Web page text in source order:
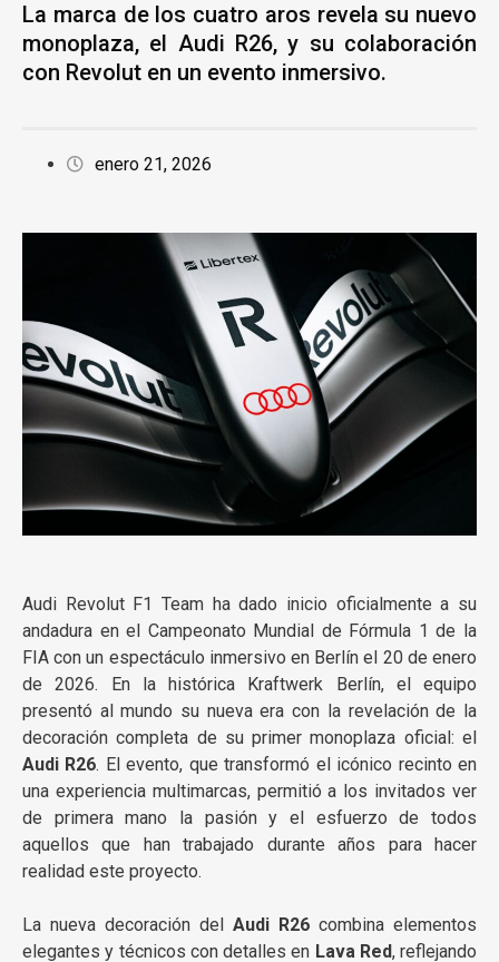
La marca de los cuatro aros revela su nuevo
monoplaza, el Audi R26, y su colaboración
con Revolut en un evento inmersivo.
enero 21, 2026
Audi Revolut F1 Team ha dado inicio oficialmente a su
andadura en el Campeonato Mundial de Fórmula 1 de la
FIA con un espectáculo inmersivo en Berlín el 20 de enero
de 2026. En la histórica Kraftwerk Berlín, el equipo
presentó al mundo su nueva era con la revelación de la
decoración completa de su primer monoplaza oficial: el
Audi R26. El evento, que transformó el icónico recinto en
una experiencia multimarcas, permitió a los invitados ver
de primera mano la pasión y el esfuerzo de todos
aquellos que han trabajado durante años para hacer
realidad este proyecto.
La nueva decoración del Audi R26 combina elementos
elegantes y técnicos con detalles en Lava Red, reflejando